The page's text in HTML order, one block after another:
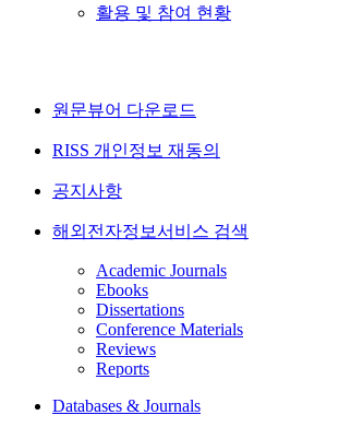
활용 및 참여 현황
원문뷰어 다운로드
RISS 개인정보 재동의
공지사항
해외전자정보서비스 검색
Academic Journals
Ebooks
Dissertations
Conference Materials
Reviews
Reports
Databases & Journals